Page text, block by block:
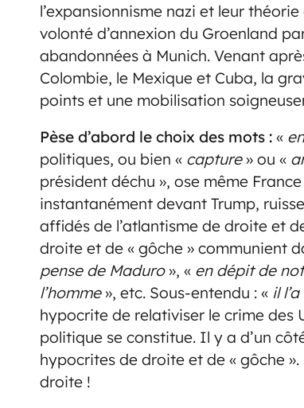
l’expansionnisme nazi et leur
volonté d’annexion du Groenland
abandonnées à Munich. Venant
Colombie, le Mexique et Cuba, la
points et une mobilisation
Pèse d’abord le choix des mots : «
politiques, ou bien « capture» ou «
président déchu », ose même
instantanément devant Trump,
affidés de l’atlantisme de droite et
droite et de « gôche » communient
pense de Maduro », « en dépit de
l’homme», etc. Sous-entendu : « il
hypocrite de relativiser le crime des
politique se constitue. Il y a d’un
hypocrites de droite et de « gôche
droite !